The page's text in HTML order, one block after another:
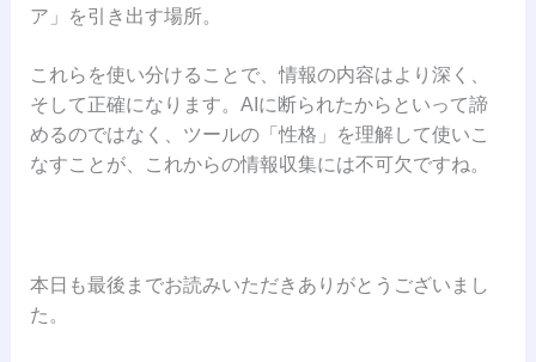
ア」を引き出す場所。
これらを使い分けることで、情報の内容はより深く、
そして正確になります。AIに断られたからといって諦
めるのではなく、ツールの「性格」を理解して使いこ
なすことが、これからの情報収集には不可欠ですね。
本日も最後までお読みいただきありがとうございまし
た。